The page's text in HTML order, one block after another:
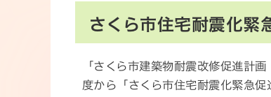
さくら市住宅耐震化緊
「さくら市建築物耐震改修促進計
度から「さくら市住宅耐震化緊急促